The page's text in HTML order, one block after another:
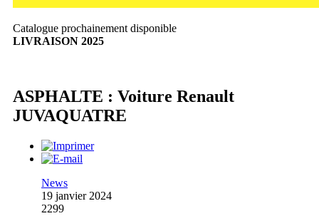
Catalogue prochainement disponible
LIVRAISON 2025
ASPHALTE : Voiture Renault
JUVAQUATRE
News
19 janvier 2024
2299